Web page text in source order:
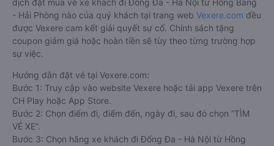
dịch đặt mua vé xe khách đi Đống Đa - Hà Nội từ Hồng Bàng
- Hải Phòng nào của quý khách tại trang web Vexere.com đều
được Vexere cam kết giải quyết sự cố. Chính sách tặng
coupon giảm giá hoặc hoàn tiền sẽ tùy theo từng trường hợp
sự việc.
Hướng dẫn đặt vé tại Vexere.com:
Bước 1: Truy cập vào website Vexere hoặc tải app Vexere trên
CH Play hoặc App Store.
Bước 2: Chọn điểm đi, điểm đến, ngày đi, sau đó chọn “TÌM
VÉ XE”.
Bước 3: Chọn hãng xe khách đi Đống Đa - Hà Nội từ Hồng